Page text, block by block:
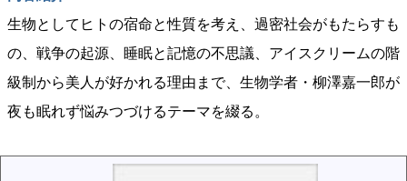
生物としてヒトの宿命と性質を考え、過密社会がもたらすも
の、戦争の起源、睡眠と記憶の不思議、アイスクリームの階
級制から美人が好かれる理由まで、生物学者・柳澤嘉一郎が
夜も眠れず悩みつづけるテーマを綴る。